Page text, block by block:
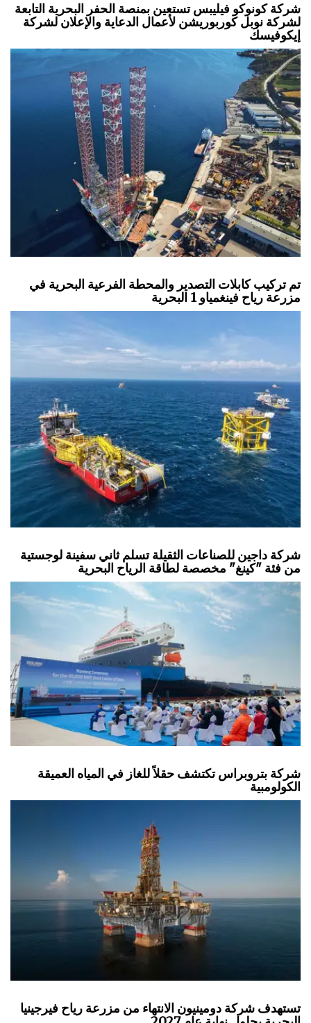
شركة كونوكو فيليبس تستعين بمنصة الحفر البحرية التابعة
لشركة نوبل كوربوريشن لأعمال الدعاية والإعلان لشركة
إيكوفيسك
تم تركيب كابلات التصدير والمحطة الفرعية البحرية في
مزرعة رياح فينغمياو 1 البحرية
شركة داجين للصناعات الثقيلة تسلم ثاني سفينة لوجستية
من فئة "كينغ" مخصصة لطاقة الرياح البحرية
شركة بتروبراس تكتشف حقلاً للغاز في المياه العميقة
الكولومبية
تستهدف شركة دومينيون الانتهاء من مزرعة رياح فيرجينيا